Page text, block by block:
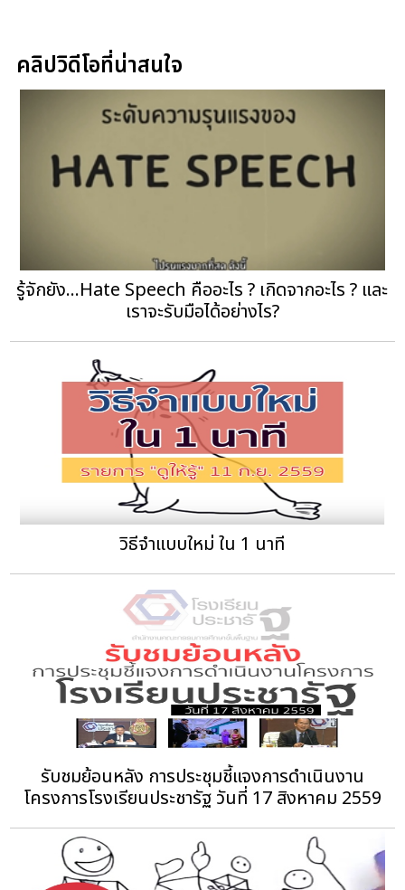
คลิปวิดีโอที่น่าสนใจ
รู้จักยัง...Hate Speech คืออะไร ? เกิดจากอะไร ? และ
เราจะรับมือได้อย่างไร?
วิธีจำแบบใหม่ ใน 1 นาที
รับชมย้อนหลัง การประชุมชี้แจงการดำเนินงาน
โครงการโรงเรียนประชารัฐ วันที่ 17 สิงหาคม 2559